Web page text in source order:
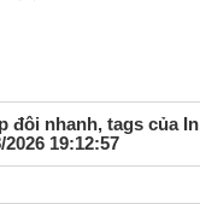
đôi nhanh, tags của In
19:12:57